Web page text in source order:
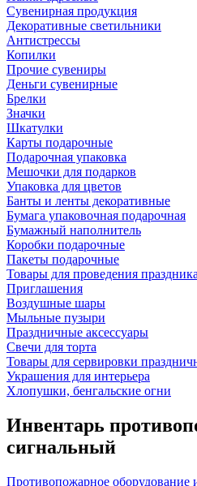
Сувенирная продукция
Декоративные светильники
Антистрессы
Копилки
Прочие сувениры
Деньги сувенирные
Брелки
Значки
Шкатулки
Карты подарочные
Подарочная упаковка
Мешочки для подарков
Упаковка для цветов
Банты и ленты декоративные
Бумага упаковочная подарочная
Бумажный наполнитель
Коробки подарочные
Пакеты подарочные
Товары для проведения праздника
Приглашения
Воздушные шары
Мыльные пузыри
Праздничные аксессуары
Свечи для торта
Товары для сервировки
Украшения для интерьера
Хлопушки, бенгальские огни
Инвентарь
сигнальный
Противопожарное оборудование